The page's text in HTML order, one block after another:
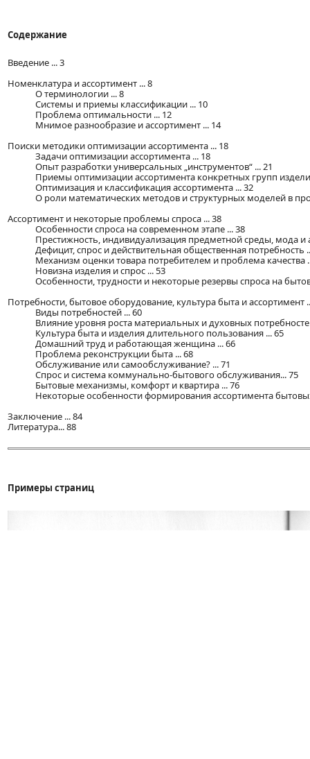
Содержание
Введение ... 3
Номенклатура и ассортимент ... 8
О терминологии ... 8
Системы и приемы классификации ... 10
Проблема оптимальности ... 12
Мнимое разнообразие и ассортимент ... 14
Поиски методики оптимизации ассортимента ... 18
Задачи оптимизации ассортимента ... 18
Опыт разработки универсальных „инструментов“ ... 21
Приемы оптимизации ассортимента конкретных групп
Оптимизация и классификация ассортимента ... 32
О роли математических методов и структурных моделей в
Ассортимент и некоторые проблемы спроса ... 38
Особенности спроса на современном этапе ... 38
Престижность, индивидуализация предметной среды, мода и
Дефицит, спрос и действительная общественная потребность
Механизм оценки товара потребителем и проблема качества
Новизна изделия и спрос ... 53
Особенности, трудности и некоторые резервы спроса на
Потребности, бытовое оборудование, культура быта и ассортимент
Виды потребностей ... 60
Влияние уровня роста материальных и духовных
Культура быта и изделия длительного пользования ... 65
Домашний труд и работающая женщина ... 66
Проблема реконструкции быта ... 68
Обслуживание или самообслуживание? ... 71
Спрос и система коммунально-бытового обслуживания... 75
Бытовые механизмы, комфорт и квартира ... 76
Некоторые особенности формирования ассортимента
Заключение ... 84
Литература... 88
Примеры страниц